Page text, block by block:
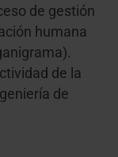
de gestión
humana
de la
de